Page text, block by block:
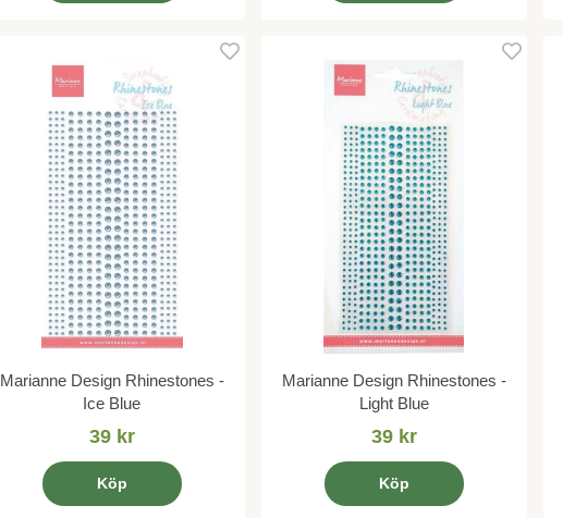
Marianne Design Rhinestones -
Ice Blue
39 kr
Köp
Marianne Design Rhinestones -
Light Blue
39 kr
Köp